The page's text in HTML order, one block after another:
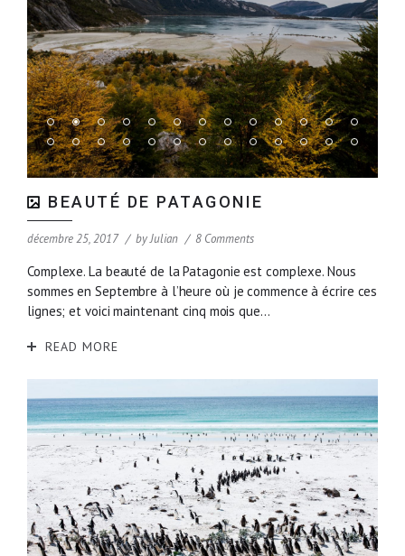
BEAUTÉ DE PATAGONIE
décembre 25, 2017 byJulian 8 Comments
Complexe. La beauté de la Patagonie est complexe. Nous
sommes en Septembre à l’heure où je commence à écrire ces
lignes; et voici maintenant cinq mois que...
READ MORE